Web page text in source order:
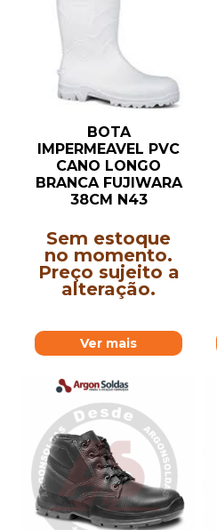
BOTA
IMPERMEAVEL PVC
CANO LONGO
BRANCA FUJIWARA
38CM N43
Sem estoque
no momento.
Preço sujeito a
alteração.
Ver mais